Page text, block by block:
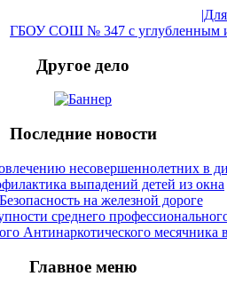
ГБОУ СОШ № 347 с углубленным
Другое дело
Последние новости
несовершеннолетних в
выпадений детей из окна
Безопасность на железной дороге
среднего
Антинаркотического месячника
Главное меню